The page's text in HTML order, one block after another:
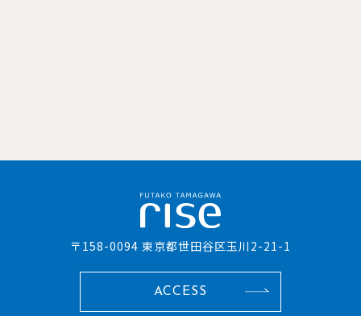
〒158-0094 東京都世田谷区玉川2-21-1
ACCESS